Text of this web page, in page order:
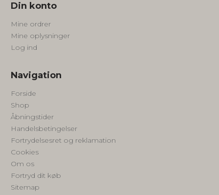
Din konto
Mine ordrer
Mine oplysninger
Log ind
Navigation
Forside
Shop
Åbningstider
Handelsbetingelser
Fortrydelsesret og reklamation
Cookies
Om os
Fortryd dit køb
Sitemap